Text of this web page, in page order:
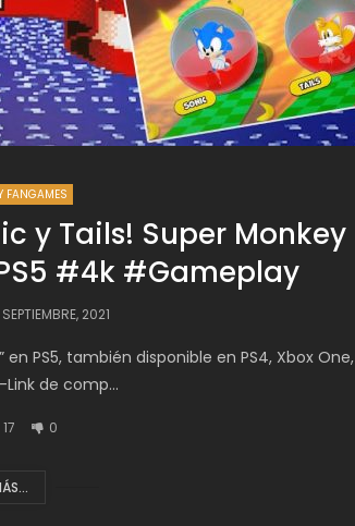
FANGAMES
y Tails! Super Monkey
#4k #Gameplay
2021
PS5, también disponible en PS4, Xbox One,
Link de comp...
17 0